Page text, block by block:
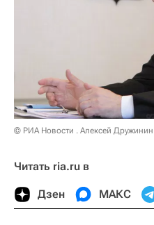
© РИА Новости . Алексей Дружинин
Читать ria.ru в
Дзен МАКС